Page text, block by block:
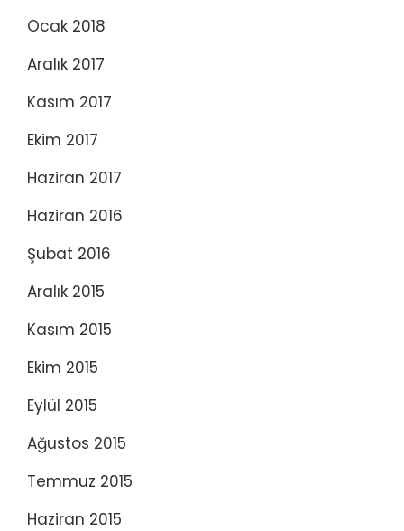
Ocak 2018
Aralık 2017
Kasım 2017
Ekim 2017
Haziran 2017
Haziran 2016
Şubat 2016
Aralık 2015
Kasım 2015
Ekim 2015
Eylül 2015
Ağustos 2015
Temmuz 2015
Haziran 2015